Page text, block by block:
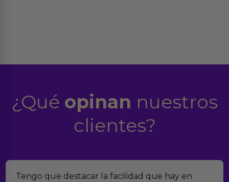
¿Qué opinan nuestros
clientes?
Encontramos Erotiks a través de Google y la